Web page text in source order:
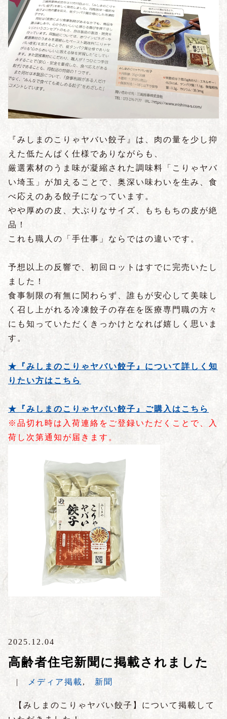
『みしまのこりゃヤバい餃子』は、肉の量を少し抑
えた低たんぱく仕様でありながらも、
厳選素材のうま味が凝縮された調味料「こりゃヤバ
い埼玉」が加えることで、奥深い味わいを生み、食
べ応えのある餃子になっています。
やや厚めの皮、大ぶりなサイズ、もちもちの皮が絶
品！
これも職人の「手仕事」ならではの違いです。
予想以上の反響で、初回ロットはすでに完売いたし
ました！
食事制限の有無に関わらず、誰もが安心して美味し
く召し上がれる冷凍餃子の存在を医療専門職の方々
にも知っていただくきっかけとなれば嬉しく思いま
す。
★『みしまのこりゃヤバい餃子』について詳しく知
りたい方はこちら
★『みしまのこりゃヤバい餃子』ご購入はこちら
※品切れ時は入荷連絡をご登録いただくことで、入
荷し次第通知が届きます。
2025.12.04
高齢者住宅新聞に掲載されました
| メディア掲載, 新聞
【みしまのこりゃヤバい餃子】について掲載して